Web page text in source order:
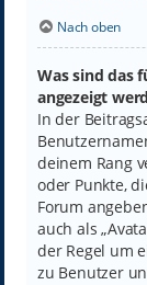
Nach oben
Was sind das
angezeigt
In der
deinem Rang
oder Punkte,
Forum
auch als
der Regel um
zu Benutzer